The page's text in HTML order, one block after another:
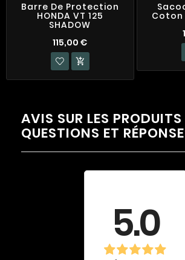
Barre De Protection
HONDA VT 125
SHADOW
115,00 €

Coton
AVIS SUR LES
QUESTIONS ET
5.0